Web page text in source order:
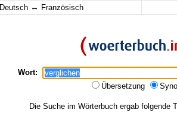
Deutsch ↔ Französisch
Wort:
Übersetzung
Die Suche im Wörterbuch ergab folgende